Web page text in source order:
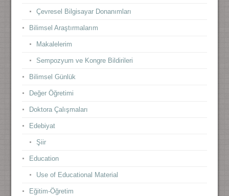
Çevresel Bilgisayar Donanımları
Bilimsel Araştırmalarım
Makalelerim
Sempozyum ve Kongre Bildirileri
Bilimsel Günlük
Değer Öğretimi
Doktora Çalışmaları
Edebiyat
Şiir
Education
Use of Educational Material
Eğitim-Öğretim